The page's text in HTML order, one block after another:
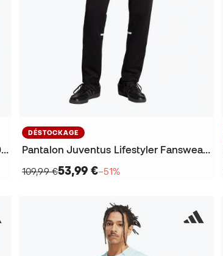
Sweat-shirt Juventus x Sgura 2025-2026
DÉSTOCKAGE
Pantalon Juventus Lifestyler Fanswear 2025-2026
109,99 €53,99 €−51%